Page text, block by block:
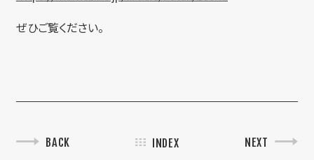
ぜひご覧ください。
BACK INDEX NEXT